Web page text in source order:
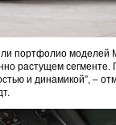
портфолио моделей
растущем сегменте.
и динамикой”, –